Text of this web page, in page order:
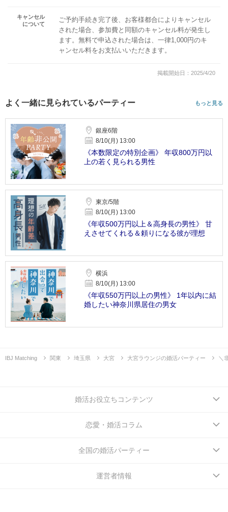
キャンセル
について
ご予約手続き完了後、お客様都合によりキャンセル
された場合、参加費と同額のキャンセル料が発生し
ます。無料で申込された場合は、一律1,000円のキ
ャンセル料をお支払いいただきます。
掲載開始日：2025/4/20
よく一緒に見られているパーティー もっと見る
銀座6階
8/10(月) 13:00
《本数限定の特別企画》 年収800万円以
上の若く見られる男性
東京/5階
8/10(月) 13:00
《年収500万円以上＆高身長の男性》 甘
えさせてくれる＆頼りになる彼が理想
横浜
8/10(月) 13:00
《年収550万円以上の男性》 1年以内に結
婚したい神奈川県居住の男女
IBJ Matching 関東 埼玉県 大宮 大宮ラウンジの婚活パーティー ＼
婚活お役立ちコンテンツ
恋愛・婚活コラム
全国の婚活パーティー
運営者情報